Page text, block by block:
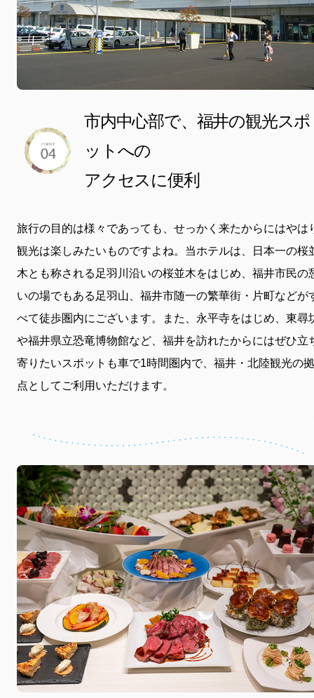
市内中心部で、福井の観光スポ
ットへの
アクセスに便利
旅行の目的は様々であっても、せっかく来たからにはやは
観光は楽しみたいものですよね。当ホテルは、日本一の桜
木とも称される足羽川沿いの桜並木をはじめ、福井市民の
いの場でもある足羽山、福井市随一の繁華街・片町などが
べて徒歩圏内にございます。また、永平寺をはじめ、東尋
や福井県立恐竜博物館など、福井を訪れたからにはぜひ立
寄りたいスポットも車で1時間圏内で、福井・北陸観光の拠
点としてご利用いただけます。